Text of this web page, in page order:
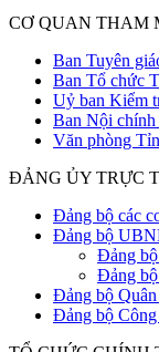
CƠ QUAN THAM
Ban Tuyên
Ban Tổ chức
Uỷ ban Kiểm
Ban Nội
Văn phòng
ĐẢNG ỦY TRỰC
Đảng bộ các
Đảng bộ
Đảng
Đảng
Đảng bộ
Đảng bộ Công